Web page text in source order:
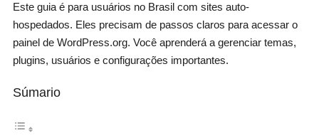
Este guia é para usuários no Brasil com sites auto-
hospedados. Eles precisam de passos claros para acessar o
painel de WordPress.org. Você aprenderá a gerenciar temas,
plugins, usuários e configurações importantes.
Súmario